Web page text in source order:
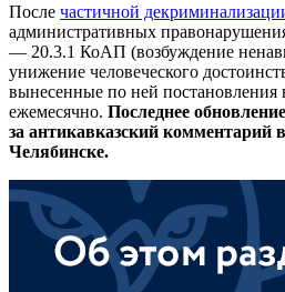
После частичной
административных
— 20.3.1 КоАП (возбуждение
унижение человеческого
вынесенные по ней постановления
ежемесячно. Последнее
за антикавказский
Челябинске.